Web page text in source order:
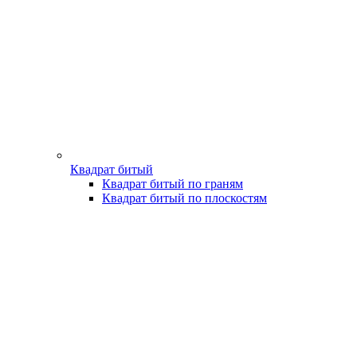
Квадрат битый
Квадрат битый по граням
Квадрат битый по плоскостям